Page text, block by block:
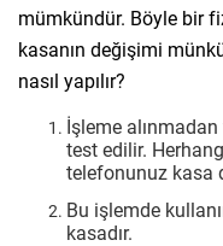
mümkündür. Böyle bir
kasanın değişimi
nasıl yapılır?
İşleme
test edilir.
telefonunuz kasa
Bu işlemde
kasadır.